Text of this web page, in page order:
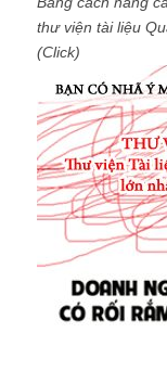
thư viện tài liệu
(Click)